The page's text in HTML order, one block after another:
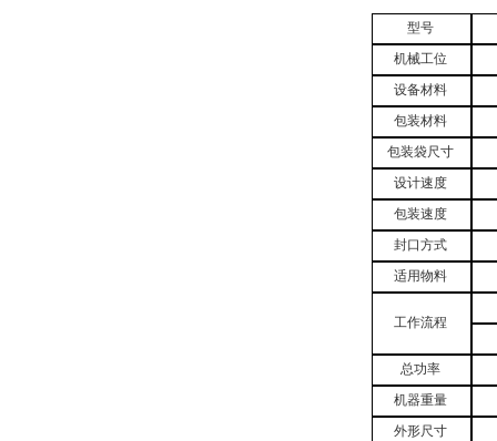
型号
机械工位
设备材料
包装材料
包装袋尺寸
设计速度
包装速度
封口方式
适用物料
工作流程
总功率
机器重量
外形尺寸